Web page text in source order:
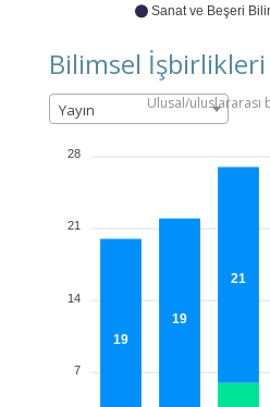
Sanat ve Beşeri
Bilimsel İşbirlikleri
Yayın Ulusal/uluslararası
19
19
21
28
21
14
7